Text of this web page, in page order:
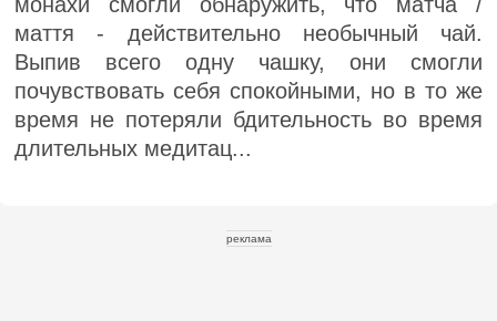
маття - действительно необычный чай.
Выпив всего одну чашку, они смогли
почувствовать себя спокойными, но в то же
время не потеряли бдительность во время
длительных медитац...
реклама